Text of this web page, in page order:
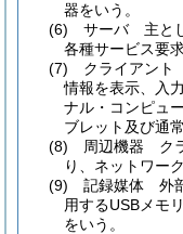
器をいう。
(6)
サーバ 主と
各種サービス要
(7)
クライアント
情報を表示、入
ナル・コンピュ
ブレット及び通
(8)
周辺機器 ク
り、ネットワー
(9)
記録媒体 外
用するUSBメモ
をいう。